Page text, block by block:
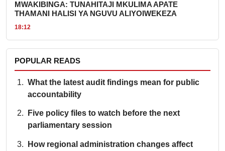
MWAKIBINGA: TUNAHITAJI MKULIMA APATE
THAMANI HALISI YA NGUVU ALIYOIWEKEZA
18:12
POPULAR READS
What the latest audit findings mean for public
accountability
Five policy files to watch before the next
parliamentary session
How regional administration changes affect